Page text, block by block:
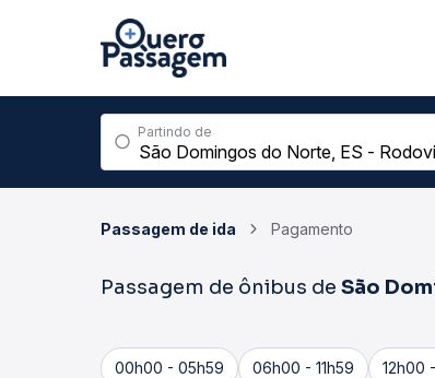
Partindo de
Passagem de ida Pagamento
Passagem de ônibus de São
00h00 - 05h59 06h00 - 11h59 12h00